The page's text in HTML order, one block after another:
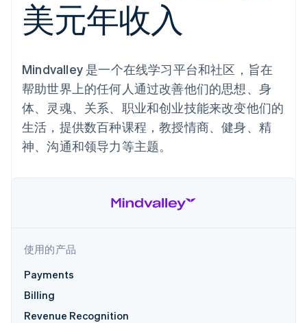
支付方式
Access to
125+
Authorization
Boost
支付成功率优
化
Link
加速结账
Tax
销售税和增值
税自动化
会计自动化
Stripe Sigma
自定义报告
Data Pipeline
数据同步
Product roadmap
欺诈防范
初创企业注册
Climate
碳移除
财务自动化
全球化企业
应用内支付
资金管理
平台
SaaS
按行业
游戏
酒店、旅游与休闲
构建平台或交易市场
管理订阅
提供按用量计费
通过智能体配置和管理服
资源
API 状态
产品路线图
Sessions 年度大会
招聘
资讯中心
Stripe Press
美元年收入
Mindvalley 是一个在线学习平台和社区，旨在
帮助世界上的任何人通过改善他们的思想、身
体、灵魂、关系、职业和创业技能来改变他们的
生活，提供数百种课程，教授情商、健身、精
神、沟通和领导力等主题。
使用的产品
Payments
Billing
Revenue Recognition